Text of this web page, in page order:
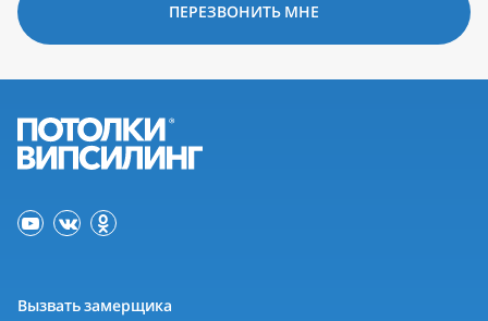
ПЕРЕЗВОНИТЬ МНЕ
Вызвать замерщика